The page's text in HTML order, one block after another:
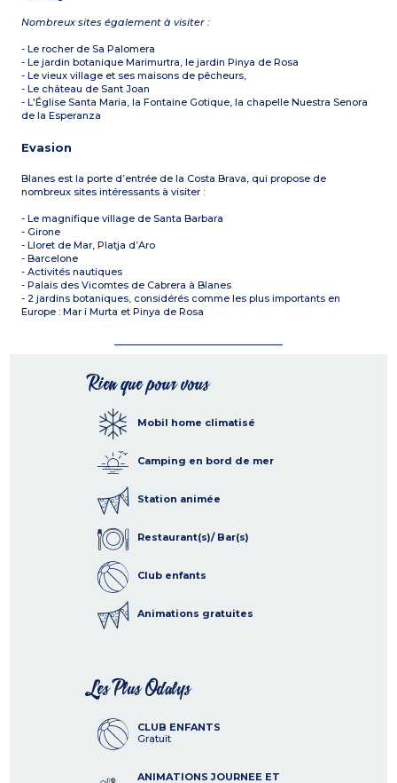
Nombreux sites également à visiter :
- Le rocher de Sa Palomera
- Le jardin botanique Marimurtra, le jardin Pinya de Rosa
- Le vieux village et ses maisons de pêcheurs,
- Le château de Sant Joan
- L'Église Santa Maria, la Fontaine Gotique, la chapelle Nuestra Senora
de la Esperanza
Evasion
Blanes est la porte d’entrée de la Costa Brava, qui propose de
nombreux sites intéressants à visiter :
- Le magnifique village de Santa Barbara
- Girone
- Lloret de Mar, Platja d’Aro
- Barcelone
- Activités nautiques
- Palais des Vicomtes de Cabrera à Blanes
- 2 jardins botaniques, considérés comme les plus importants en
Europe : Mar i Murta et Pinya de Rosa
Rien que pour vous
Mobil home climatisé
Camping en bord de mer
Station animée
Restaurant(s)/ Bar(s)
Club enfants
Animations gratuites
Les Plus Odalys
CLUB ENFANTS
Gratuit
ANIMATIONS JOURNEE ET